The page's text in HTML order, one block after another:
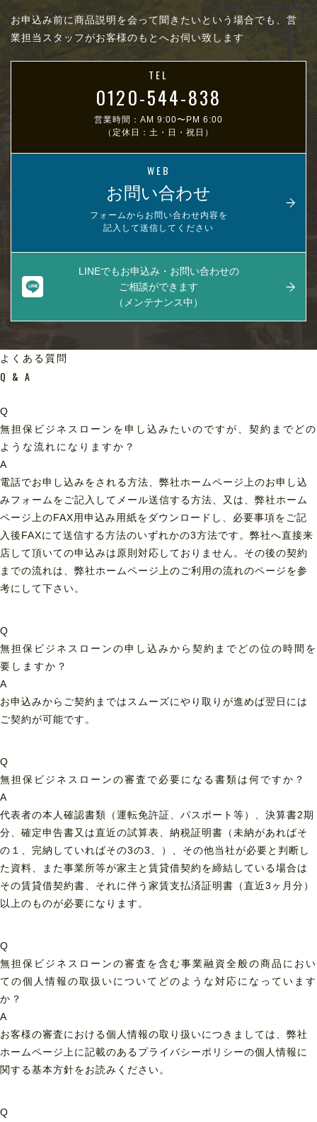
お申込み前に商品説明を会って聞きたいという場合でも、営
業担当スタッフがお客様のもとへお伺い致します
TEL
0120-544-838
営業時間：AM 9:00〜PM 6:00
（定休日：土・日・祝日）
WEB
お問い合わせ
フォームからお問い合わせ内容を
記入して送信してください
LINEでもお申込み・お問い合わせの
ご相談ができます
（メンテナンス中）
よくある質問
Q & A
Q
無担保ビジネスローンを申し込みたいのですが、契約までどの
ような流れになりますか？
A
電話でお申し込みをされる方法、弊社ホームページ上のお申し込
みフォームをご記入してメール送信する方法、又は、弊社ホーム
ページ上のFAX用申込み用紙をダウンロードし、必要事項をご記
入後FAXにて送信する方法のいずれかの3方法です。弊社へ直接来
店して頂いての申込みは原則対応しておりません。その後の契約
までの流れは、弊社ホームページ上のご利用の流れのページを参
考にして下さい。
Q
無担保ビジネスローンの申し込みから契約までどの位の時間を
要しますか？
A
お申込みからご契約まではスムーズにやり取りが進めば翌日には
ご契約が可能です。
Q
無担保ビジネスローンの審査で必要になる書類は何ですか？
A
代表者の本人確認書類（運転免許証、パスポート等）、決算書2期
分、確定申告書又は直近の試算表、納税証明書（未納があればそ
の１、完納していればその3の3、）、その他当社が必要と判断し
た資料、また事業所等が家主と賃貸借契約を締結している場合は
その賃貸借契約書、それに伴う家賃支払済証明書（直近3ヶ月分）
以上のものが必要になります。
Q
無担保ビジネスローンの審査を含む事業融資全般の商品におい
ての個人情報の取扱いについてどのような対応になっています
か？
A
お客様の審査における個人情報の取り扱いにつきましては、弊社
ホームページ上に記載のあるプライバシーポリシーの個人情報に
関する基本方針をお読みください。
Q